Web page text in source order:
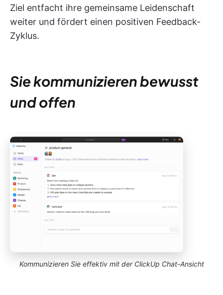
Ziel entfacht ihre gemeinsame Leidenschaft
weiter und fördert einen positiven Feedback-
Zyklus.
Sie kommunizieren bewusst
und offen
Kommunizieren Sie effektiv mit der ClickUp Chat-Ansicht